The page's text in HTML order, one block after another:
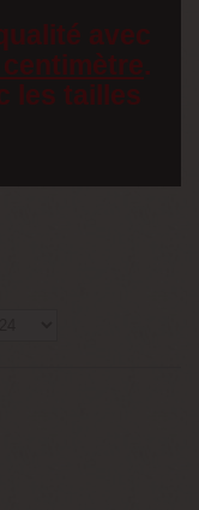
avec
.
les tailles